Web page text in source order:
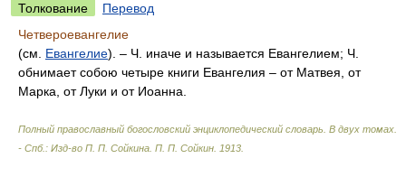
Толкование
Перевод
Четвероевангелие
(см. Евангелие). – Ч. иначе и называется Евангелием; Ч.
обнимает собою четыре книги Евангелия – от Матвея, от
Марка, от Луки и от Иоанна.
Полный православный богословский энциклопедический словарь. В двух томах.
- Спб.: Изд-во П. П. Сойкина П. П. Сойкин 1913